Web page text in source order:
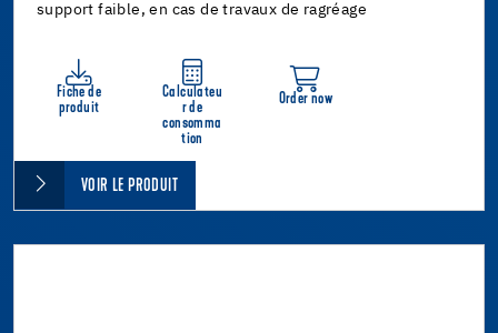
support faible, en cas de travaux de ragréage
Fiche de
produit
Calculateu
r de
consomma
tion
Order now
VOIR LE PRODUIT